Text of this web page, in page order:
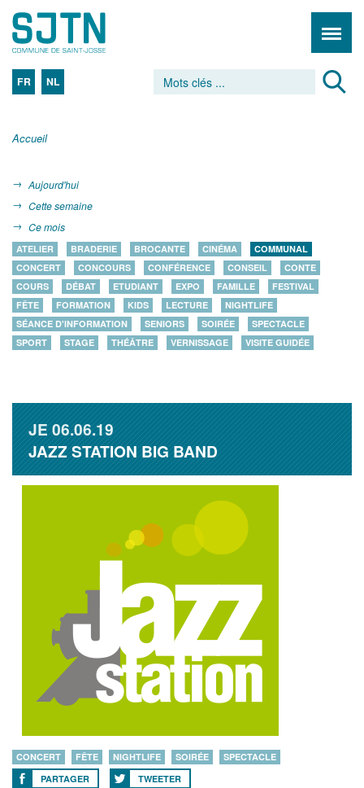
FR NL
Accueil
Aujourd'hui
Cette semaine
Ce mois
ATELIER BRADERIE BROCANTE CINÉMA
COMMUNAL
CONCERT
CONCOURS CONFÉRENCE CONSEIL
CONTE
COURS
DÉBAT ETUDIANT EXPO FAMILLE
FESTIVAL
FÊTE
FORMATION KIDS LECTURE
NIGHTLIFE
SÉANCE D'INFORMATION
SENIORS SOIRÉE
SPECTACLE
SPORT
STAGE THÉÂTRE VERNISSAGE VISITE GUIDÉE
JE06.06.19
JAZZ STATION BIG BAND
CONCERT FÊTE NIGHTLIFE SOIRÉE
SPECTACLE
PARTAGER
TWEETER